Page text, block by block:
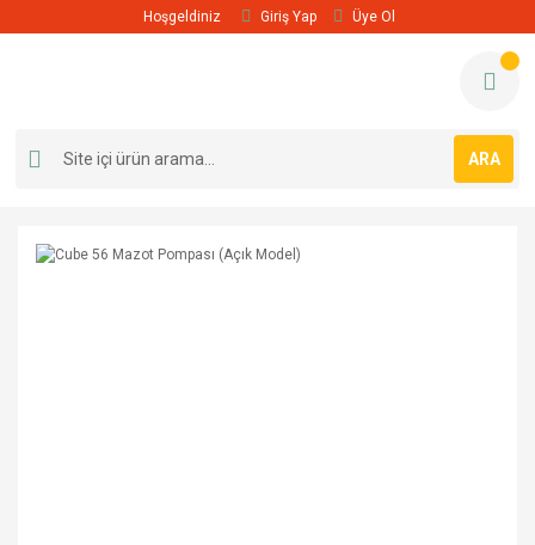
Hoşgeldiniz Giriş Yap Üye Ol
ARA